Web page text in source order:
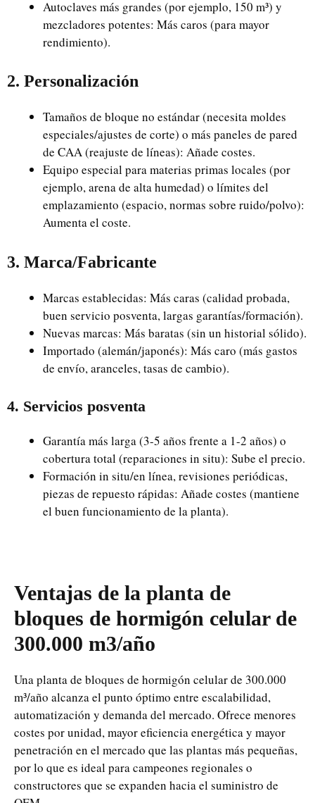
Autoclaves más grandes (por ejemplo, 150 m³) y
mezcladores potentes: Más caros (para mayor
rendimiento).
2. Personalización
Tamaños de bloque no estándar (necesita moldes
especiales/ajustes de corte) o más paneles de pared
de CAA (reajuste de líneas): Añade costes.
Equipo especial para materias primas locales (por
ejemplo, arena de alta humedad) o límites del
emplazamiento (espacio, normas sobre ruido/polvo):
Aumenta el coste.
3. Marca/Fabricante
Marcas establecidas: Más caras (calidad probada,
buen servicio posventa, largas garantías/formación).
Nuevas marcas: Más baratas (sin un historial sólido).
Importado (alemán/japonés): Más caro (más gastos
de envío, aranceles, tasas de cambio).
4. Servicios posventa
Garantía más larga (3-5 años frente a 1-2 años) o
cobertura total (reparaciones in situ): Sube el precio.
Formación in situ/en línea, revisiones periódicas,
piezas de repuesto rápidas: Añade costes (mantiene
el buen funcionamiento de la planta).
Ventajas de la planta de
bloques de hormigón celular de
300.000 m3/año
Una planta de bloques de hormigón celular de 300.000
m³/año alcanza el punto óptimo entre escalabilidad,
automatización y demanda del mercado. Ofrece menores
costes por unidad, mayor eficiencia energética y mayor
penetración en el mercado que las plantas más pequeñas,
por lo que es ideal para campeones regionales o
constructores que se expanden hacia el suministro de